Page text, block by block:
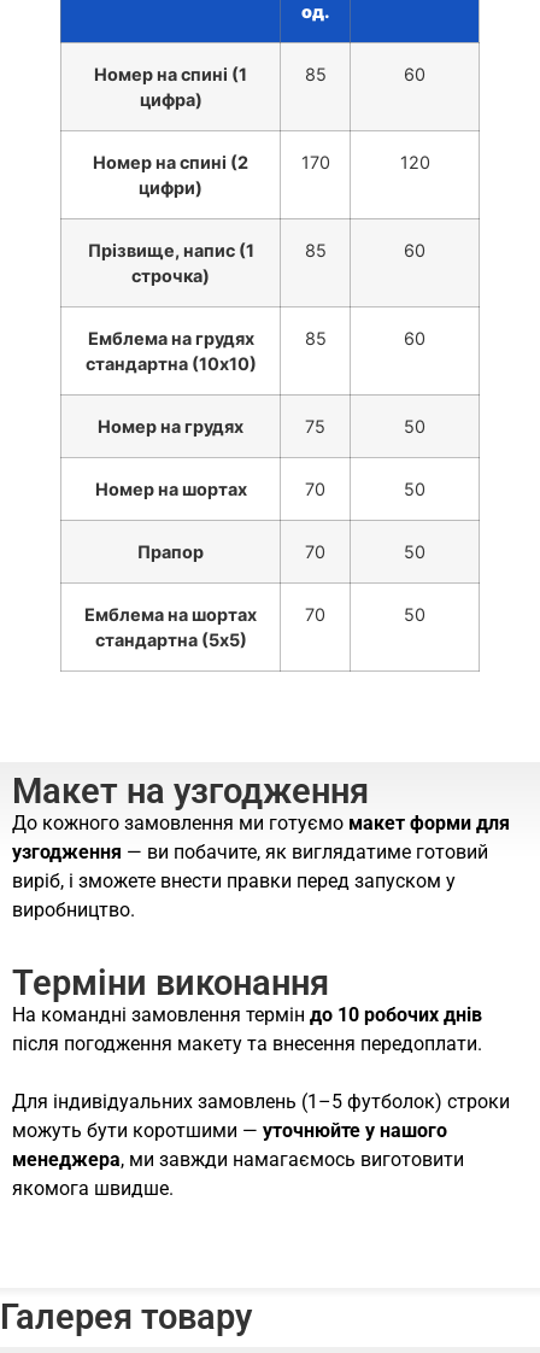
од.
Номер на спині (1
цифра)
85 60
Номер на спині (2
цифри)
170 120
Прізвище, напис (1
строчка)
85 60
Емблема на грудях
стандартна (10х10)
85 60
Номер на грудях 75 50
Номер на шортах 70 50
Прапор 70 50
Емблема на шортах
стандартна (5х5)
70 50
Макет на узгодження
До кожного замовлення ми готуємо макет форми для
узгодження — ви побачите, як виглядатиме готовий
виріб, і зможете внести правки перед запуском у
виробництво.
Терміни виконання
На командні замовлення термін до 10 робочих днів
після погодження макету та внесення передоплати.
Для індивідуальних замовлень (1–5 футболок) строки
можуть бути коротшими — уточнюйте у нашого
менеджера, ми завжди намагаємось виготовити
якомога швидше.
Галерея товару